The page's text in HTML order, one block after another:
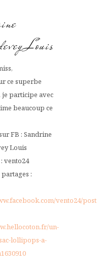
Louis
ce superbe
je participe avec
beaucoup ce
FB : Sandrine
Louis
vento24
:
vento24/
un-
lollipops-a-